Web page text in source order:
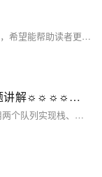
通过以上对栈、队列和优先队列的详细解释和示例，希望能帮助读者更好地理解和应用这些重要的数据结构。
☀☀☀☀☀☀☀有关栈和队列应用的oj题讲解☼☼☼☼☼☼☼
### 简介 本文介绍了三种数据结构的实现方法：用两个队列实现栈、用两个栈实现队列以及设计循环队列。具体思路如下： 1. **用两个队列实现栈**： - 插入元素时，选择非空队列进行插入。 - 移除栈顶元素时，将非空队列中的元素依次转移到另一个队列，直到只剩下一个元素，然后弹出该元素。 - 判空条件为两个队列均为空。 2. **用两个栈实现队列**： - 插入元素时，选择非空栈进行插入。 - 移除队首元素时，将非空栈中的元素依次转移到另一个栈，再将这些元素重新放回原栈以保持顺序。 - 判空条件为两个栈均为空。